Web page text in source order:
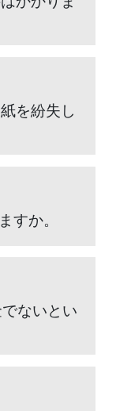
を紛失し
すか。
でないとい